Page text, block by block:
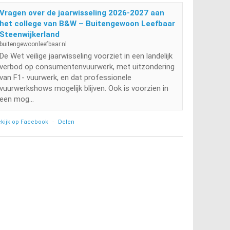
Vragen over de jaarwisseling 2026-2027 aan
het college van B&W – Buitengewoon Leefbaar
Steenwijkerland
buitengewoonleefbaar.nl
De Wet veilige jaarwisseling voorziet in een landelijk
verbod op consumentenvuurwerk, met uitzondering
van F1- vuurwerk, en dat professionele
vuurwerkshows mogelijk blijven. Ook is voorzien in
een mog...
op Facebook · Delen